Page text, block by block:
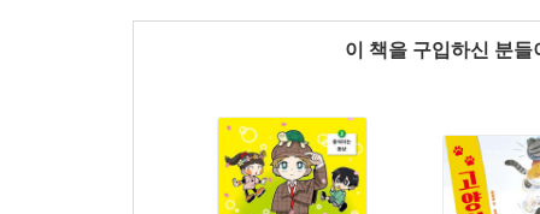
이 책을 구입하신 분